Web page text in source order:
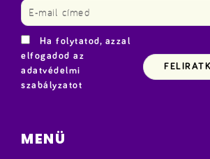
Ha folytatod, azzal
elfogadod az
adatvédelmi
szabályzatot
MENÜ